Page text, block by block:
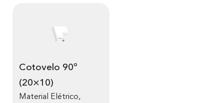
Cotovelo 90º
(20×10)
Material Elétrico,